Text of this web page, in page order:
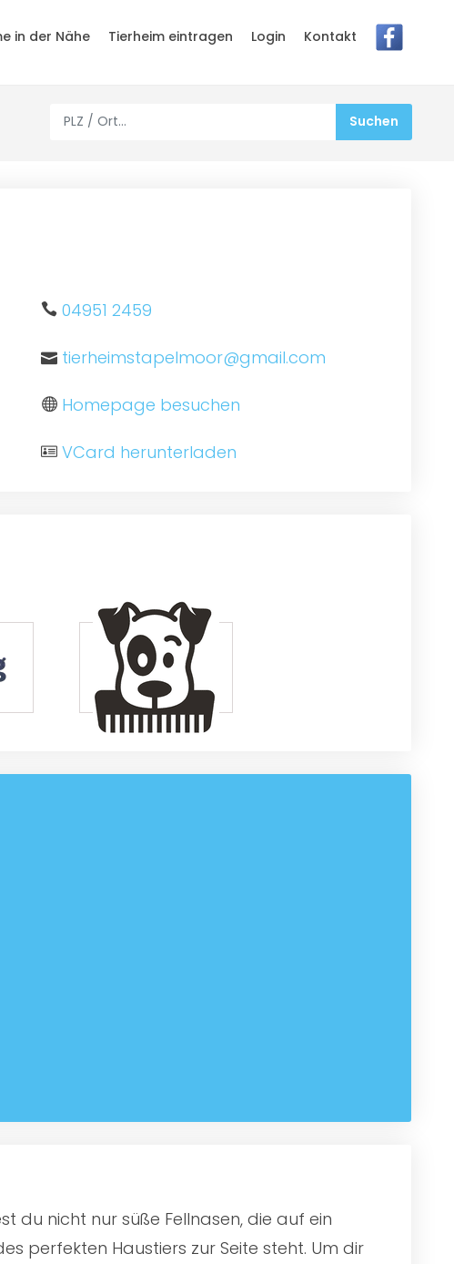
in der Nähe Tierheim eintragen Login Kontakt
04951 2459
tierheimstapelmoor@gmail.com
Homepage besuchen
VCard herunterladen
du nicht nur süße Fellnasen, die auf ein
perfekten Haustiers zur Seite steht. Um dir